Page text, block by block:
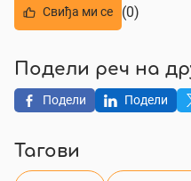
Свиђа ми се (0)
Подели реч на
Подели Подели
Тагови